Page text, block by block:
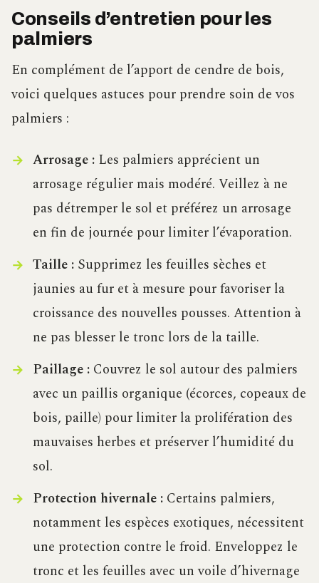
Conseils d’entretien pour les
palmiers
En complément de l’apport de cendre de bois,
voici quelques astuces pour prendre soin de vos
palmiers :
Arrosage :Les palmiers apprécient un
arrosage régulier mais modéré. Veillez à ne
pas détremper le sol et préférez un arrosage
en fin de journée pour limiter l’évaporation.
Taille :Supprimez les feuilles sèches et
jaunies au fur et à mesure pour favoriser la
croissance des nouvelles pousses. Attention à
ne pas blesser le tronc lors de la taille.
Paillage :Couvrez le sol autour des palmiers
avec un paillis organique (écorces, copeaux de
bois, paille) pour limiter la prolifération des
mauvaises herbes et préserver l’humidité du
sol.
Protection hivernale :Certains palmiers,
notamment les espèces exotiques, nécessitent
une protection contre le froid. Enveloppez le
tronc et les feuilles avec un voile d’hivernage